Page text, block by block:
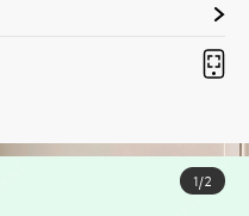
1/2